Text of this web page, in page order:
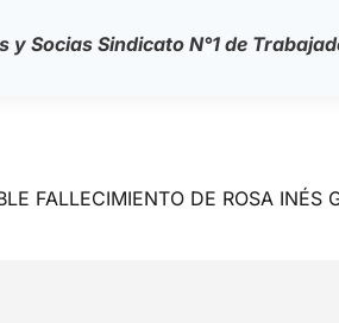
y Socias Sindicato N°1 de
FALLECIMIENTO DE ROSA INÉS